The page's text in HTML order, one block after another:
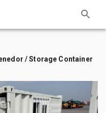
/ Storage Container